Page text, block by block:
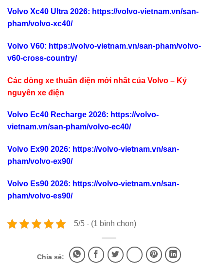
Volvo Xc40 Ultra 2026: https://volvo-vietnam.vn/san-
pham/volvo-xc40/
Volvo V60: https://volvo-vietnam.vn/san-pham/volvo-
v60-cross-country/
Các dòng xe thuần điện mới nhất của Volvo – Kỷ
nguyên xe điện
Volvo Ec40 Recharge 2026: https://volvo-
vietnam.vn/san-pham/volvo-ec40/
Volvo Ex90 2026: https://volvo-vietnam.vn/san-
pham/volvo-ex90/
Volvo Es90 2026: https://volvo-vietnam.vn/san-
pham/volvo-es90/
5/5 - (1 bình chọn)
Chia sẻ: